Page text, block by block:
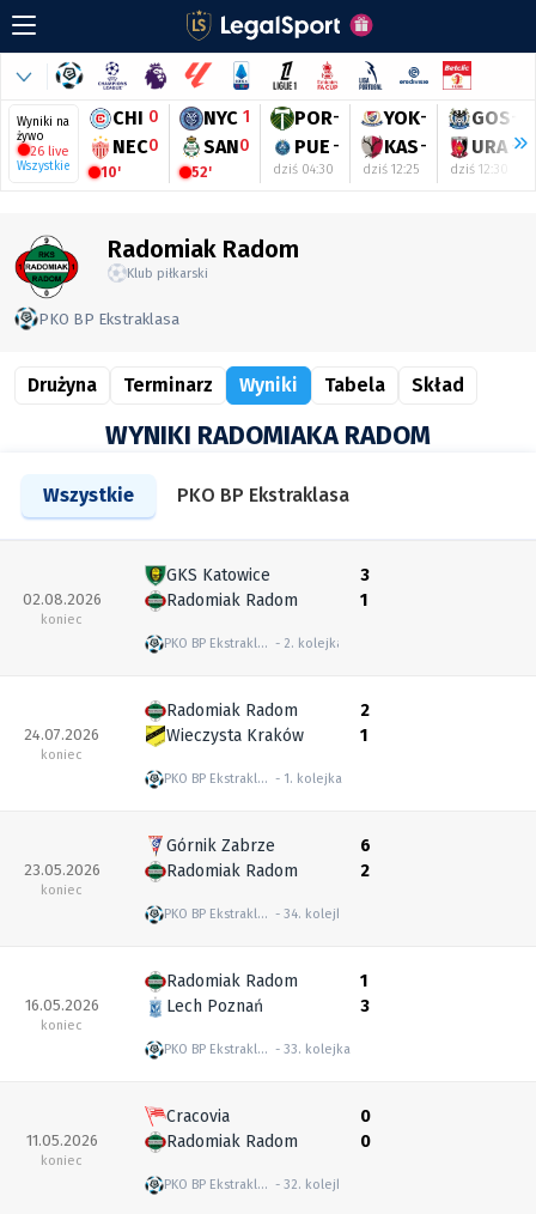
Wyniki na
żywo
26 live
Wszystkie
CHI 0
NEC0
10'
NYC 1
SAN0
52'
POR-
PUE -
dziś 04:30
YOK-
KAS-
dziś 12:25
GOS
URA -
dziś 12:30
Radomiak Radom
Klub piłkarski
PKO BP Ekstraklasa
Drużyna Terminarz Wyniki Tabela Skład
WYNIKI RADOMIAKA RADOM
Wszystkie PKO BP Ekstraklasa
02.08.2026
koniec
GKS Katowice
Radomiak Radom
PKO BP Ekstraklasa 2. kolejka
3
1
24.07.2026
koniec
Radomiak Radom
Wieczysta Kraków
PKO BP Ekstraklasa 1. kolejka
2
1
23.05.2026
koniec
Górnik Zabrze
Radomiak Radom
PKO BP Ekstraklasa 34. kolejka
6
2
16.05.2026
koniec
Radomiak Radom
Lech Poznań
PKO BP Ekstraklasa 33. kolejka
1
3
11.05.2026
koniec
Cracovia
Radomiak Radom
PKO BP Ekstraklasa 32. kolejka
0
0